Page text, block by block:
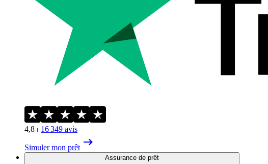
4,8 ⏐ 16 349 avis
Simuler mon prêt
Assurance de prêt